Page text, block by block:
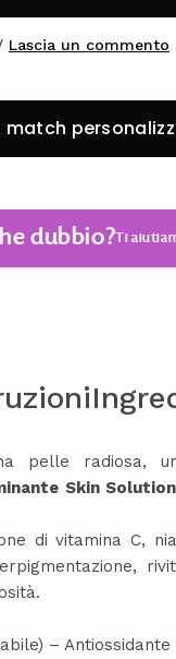
Lascia un commento
dubbio?Ti
pelle radiosa,
Skin
di vitamina C,
–